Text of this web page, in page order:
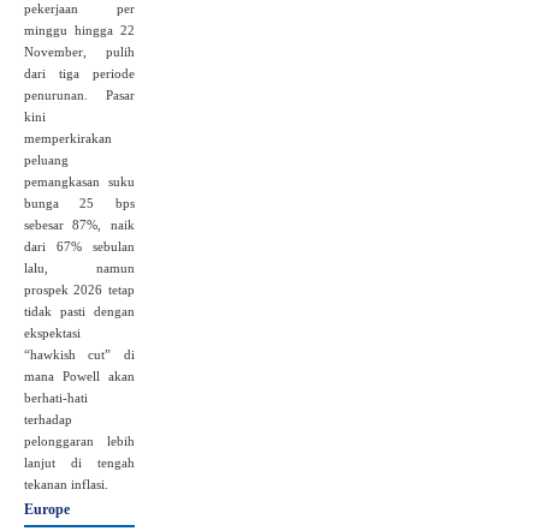
pekerjaan per
minggu hingga 22
November, pulih
dari tiga periode
penurunan. Pasar
kini
memperkirakan
peluang
pemangkasan suku
bunga 25 bps
sebesar 87%, naik
dari 67% sebulan
lalu, namun
prospek 2026 tetap
tidak pasti dengan
ekspektasi
“hawkish cut” di
mana Powell akan
berhati-hati
terhadap
pelonggaran lebih
lanjut di tengah
tekanan inflasi.
Europe